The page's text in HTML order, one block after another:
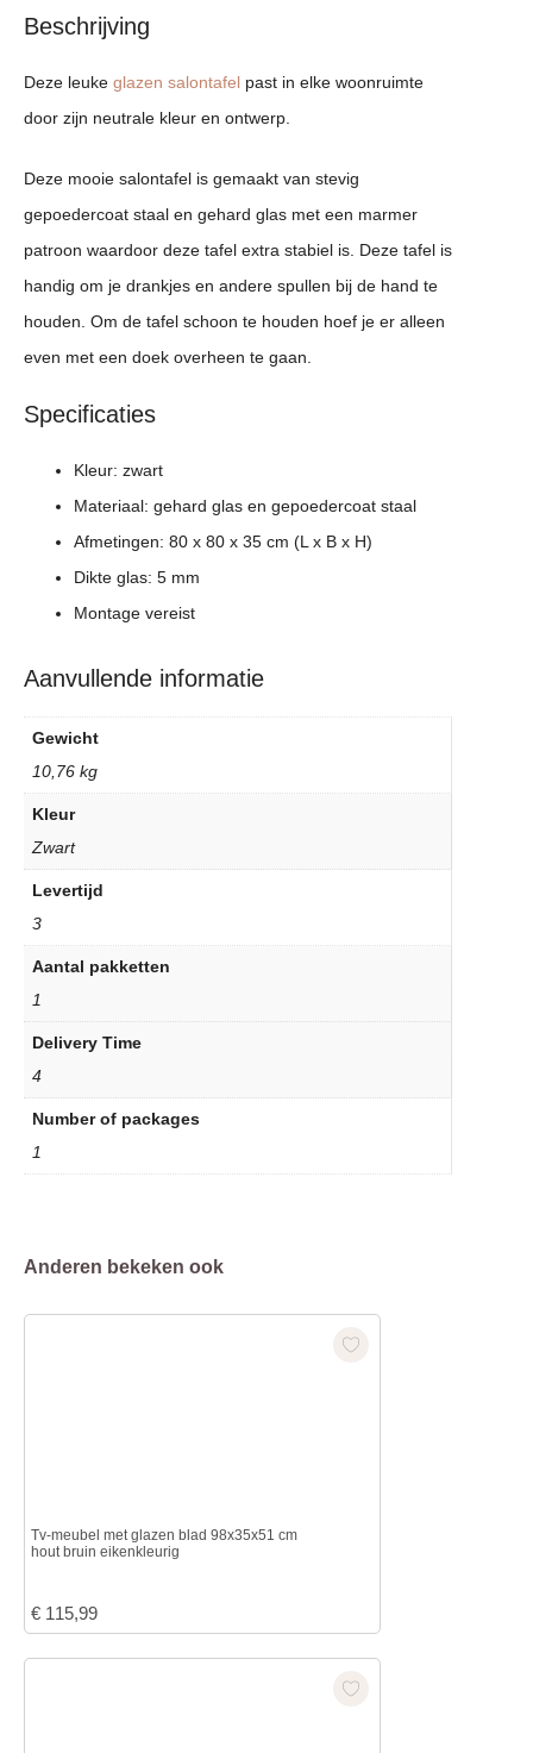
Beschrijving
Deze leuke glazen salontafel past in elke woonruimte
door zijn neutrale kleur en ontwerp.
Deze mooie salontafel is gemaakt van stevig
gepoedercoat staal en gehard glas met een marmer
patroon waardoor deze tafel extra stabiel is. Deze tafel is
handig om je drankjes en andere spullen bij de hand te
houden. Om de tafel schoon te houden hoef je er alleen
even met een doek overheen te gaan.
Specificaties
Kleur: zwart
Materiaal: gehard glas en gepoedercoat staal
Afmetingen: 80 x 80 x 35 cm (L x B x H)
Dikte glas: 5 mm
Montage vereist
Aanvullende informatie
Gewicht
10,76 kg
Kleur
Zwart
Levertijd
3
Aantal pakketten
1
Delivery Time
4
Number of packages
1
Anderen bekeken ook
Tv-meubel met glazen blad 98x35x51 cm
hout bruin eikenkleurig
€ 115,99